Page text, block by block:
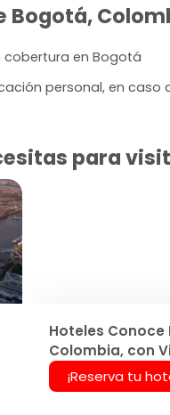
cobertura en Bogotá
personal, en caso
para
Hoteles Conoce
Colombia, con
¡Reserva tu